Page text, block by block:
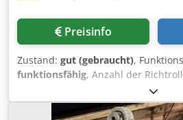
Preisinfo
Zustand: gut (gebraucht),
funktionsfähig, Anzahl der
Außendurchmesser der Spule:
Spuleninnendurchmesser:508 mm